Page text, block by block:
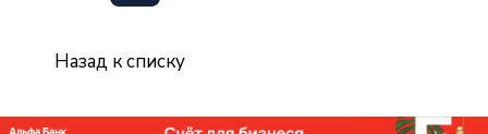
Назад к списку